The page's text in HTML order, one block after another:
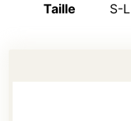
Taille
S-L